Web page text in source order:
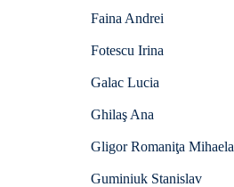
Faina Andrei
Fotescu Irina
Galac Lucia
Ghilaş Ana
Gligor Romaniţa Mihaela
Guminiuk Stanislav